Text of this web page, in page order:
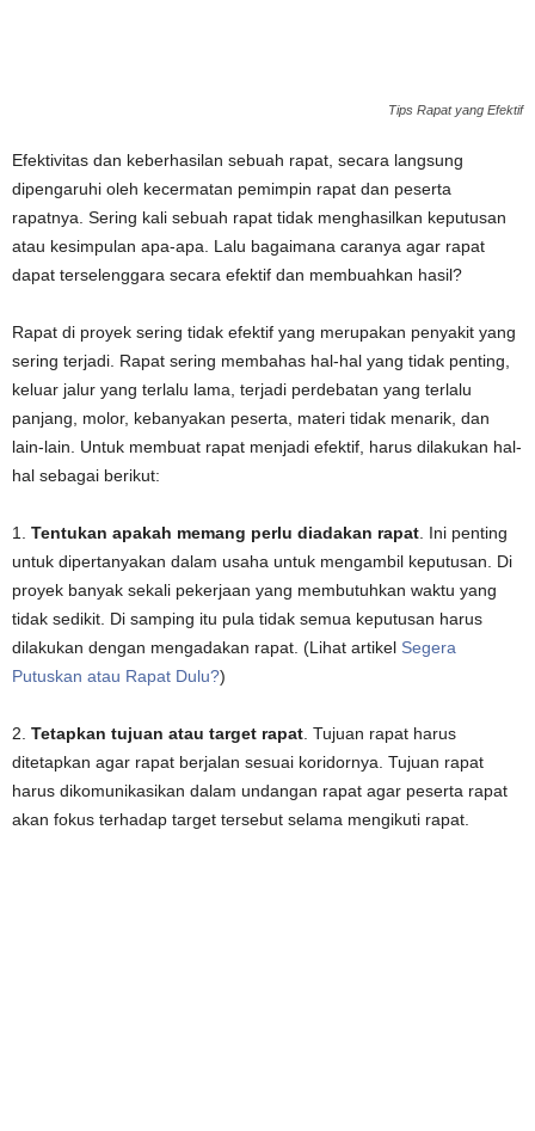
Tips Rapat yang Efektif
Efektivitas dan keberhasilan sebuah rapat, secara langsung
dipengaruhi oleh kecermatan pemimpin rapat dan peserta
rapatnya. Sering kali sebuah rapat tidak menghasilkan keputusan
atau kesimpulan apa-apa. Lalu bagaimana caranya agar rapat
dapat terselenggara secara efektif dan membuahkan hasil?
Rapat di proyek sering tidak efektif yang merupakan penyakit yang
sering terjadi. Rapat sering membahas hal-hal yang tidak penting,
keluar jalur yang terlalu lama, terjadi perdebatan yang terlalu
panjang, molor, kebanyakan peserta, materi tidak menarik, dan
lain-lain. Untuk membuat rapat menjadi efektif, harus dilakukan hal-
hal sebagai berikut:
1. Tentukan apakah memang perlu diadakan rapat . Ini penting
untuk dipertanyakan dalam usaha untuk mengambil keputusan. Di
proyek banyak sekali pekerjaan yang membutuhkan waktu yang
tidak sedikit. Di samping itu pula tidak semua keputusan harus
dilakukan dengan mengadakan rapat. (Lihat artikel Segera
Putuskan atau Rapat Dulu?)
2. Tetapkan tujuan atau target rapat . Tujuan rapat harus
ditetapkan agar rapat berjalan sesuai koridornya. Tujuan rapat
harus dikomunikasikan dalam undangan rapat agar peserta rapat
akan fokus terhadap target tersebut selama mengikuti rapat.